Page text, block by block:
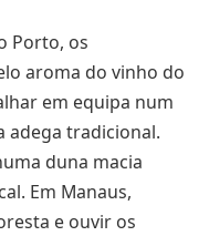
Porto, os
aroma do vinho do
em equipa num
adega tradicional.
duna macia
Em Manaus,
e ouvir os